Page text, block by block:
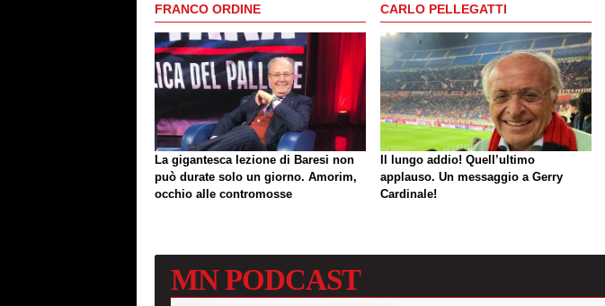
FRANCO ORDINE
La gigantesca lezione di Baresi non
può durate solo un giorno. Amorim,
occhio alle contromosse
CARLO PELLEGATTI
Il lungo addio! Quell’ultimo
applauso. Un messaggio a Gerry
Cardinale!
MNPODCAST